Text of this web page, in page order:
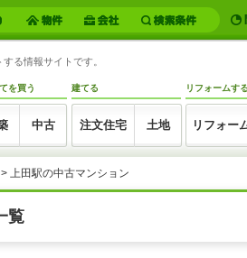
る情報サイトです。
を買う
中古
建てる
注文住宅 土地
リフォームする
リフォー
> 上田駅の中古マンション
覧